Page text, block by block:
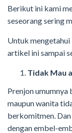
Berikut ini kami
seseorang sering
Untuk mengetahui
artikel ini sampai
Tidak Mau
Prenjon
maupun wanita
berkomitmen.
dengan embel-